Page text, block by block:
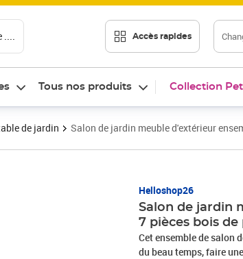
.... Accès rapides
Tous nos produits Collection
de jardin Salon de jardin meuble d'extérieur
Helloshop26
Salon de jardin
7 pièces bois de
Cet ensemble de salon
du beau temps, faire